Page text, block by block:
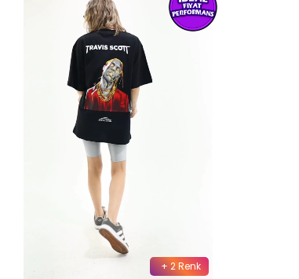
+ 2 Renk